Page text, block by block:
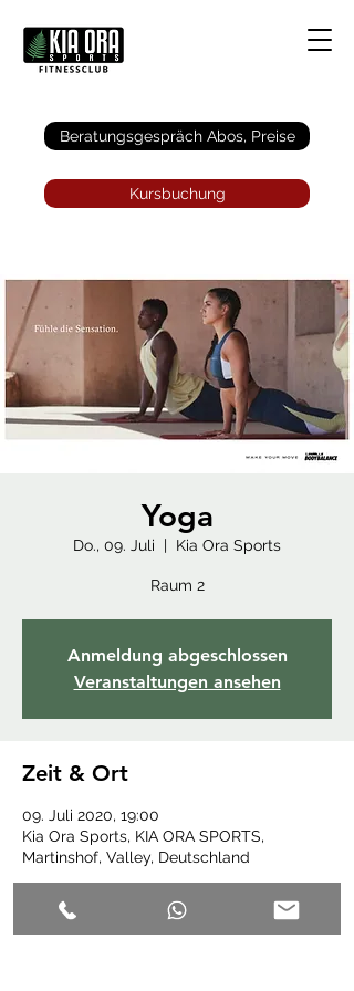
Beratungsgespräch Abos, Preise
Kursbuchung
Yoga
Do., 09. Juli
  |
Kia Ora Sports
Raum 2
Anmeldung abgeschlossen
Veranstaltungen ansehen
Zeit & Ort
09. Juli 2020, 19:00
Kia Ora Sports, KIA ORA SPORTS,
Martinshof, Valley, Deutschland